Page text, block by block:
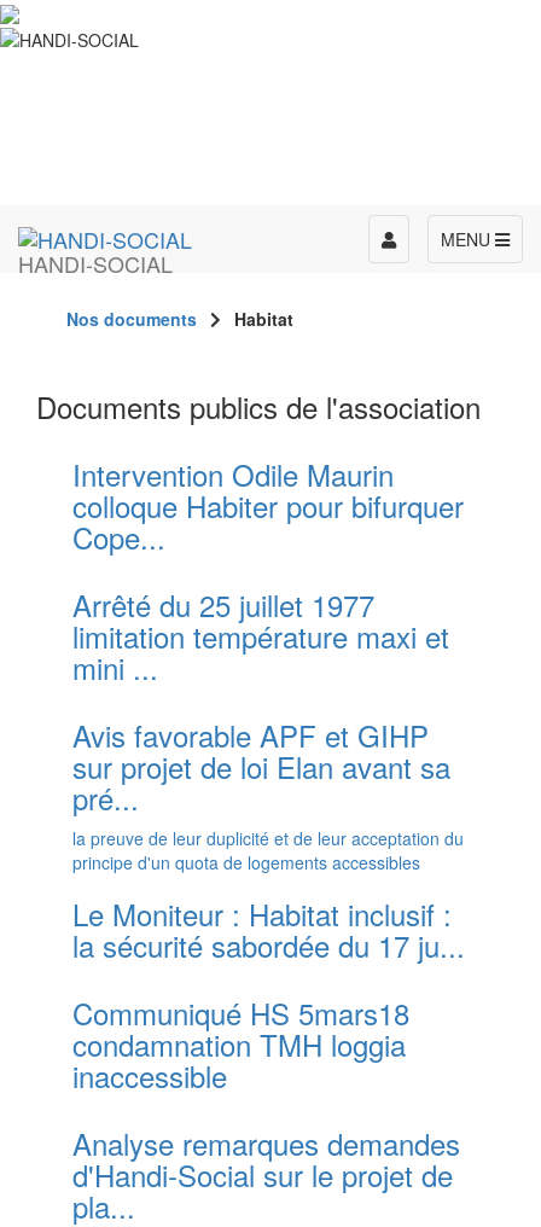
HANDI-SOCIAL
MENU
Toggle
navigation
Nos documents Habitat
Documents publics de l'association
Intervention Odile Maurin
colloque Habiter pour bifurquer
Cope...
Arrêté du 25 juillet 1977
limitation température maxi et
mini ...
Avis favorable APF et GIHP
sur projet de loi Elan avant sa
pré...
la preuve de leur duplicité et de leur acceptation du
principe d'un quota de logements accessibles
Le Moniteur : Habitat inclusif :
la sécurité sabordée du 17 ju...
Communiqué HS 5mars18
condamnation TMH loggia
inaccessible
Analyse remarques demandes
d'Handi-Social sur le projet de
pla...